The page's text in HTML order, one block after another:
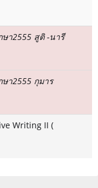
า2555 สูติ -นารี
า2555 กุมาร
Writing II (